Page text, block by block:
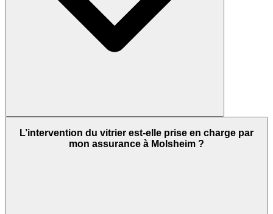
L’intervention du vitrier est-elle prise en charge par
mon assurance à Molsheim ?